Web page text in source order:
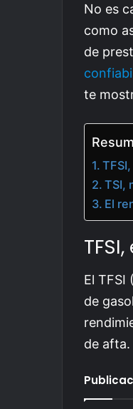
No es
como
de
te
TSI,
El
El
de
de afta.